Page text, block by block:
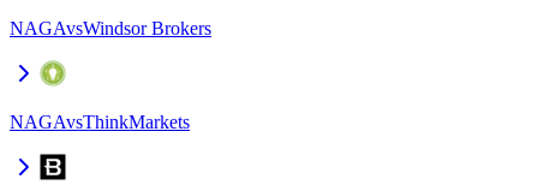
NAGAvsWindsor Brokers
NAGAvsThinkMarkets